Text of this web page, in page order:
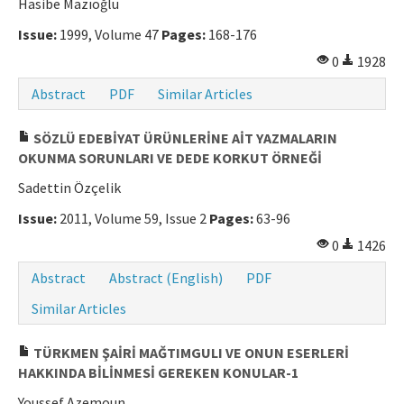
Manuscript Submission
ISSN: 0564-5050 · e-ISSN: 2651-5113
Hasibe Mazıoğlu
Issue: 1999, Volume 47 Pages: 168-176
0
1928
Abstract
PDF Similar Articles
SÖZLÜ EDEBİYAT ÜRÜNLERİNE AİT YAZMALARIN
OKUNMA SORUNLARI VE DEDE KORKUT ÖRNEĞİ
Sadettin Özçelik
Issue: 2011, Volume 59, Issue 2 Pages:63-96
0
1426
Abstract
Abstract (English)
PDF
Similar Articles
TÜRKMEN ŞAİRİ MAĞTIMGULI VE ONUN ESERLERİ
HAKKINDA BİLİNMESİ GEREKEN KONULAR-1